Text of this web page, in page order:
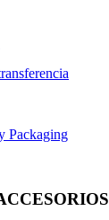
Packaging